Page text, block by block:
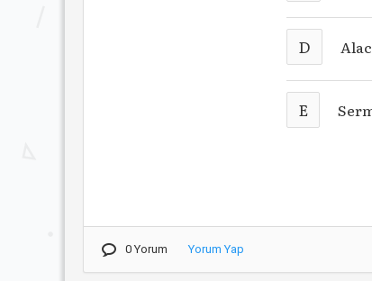
D
E
0 Yorum Yorum Yap